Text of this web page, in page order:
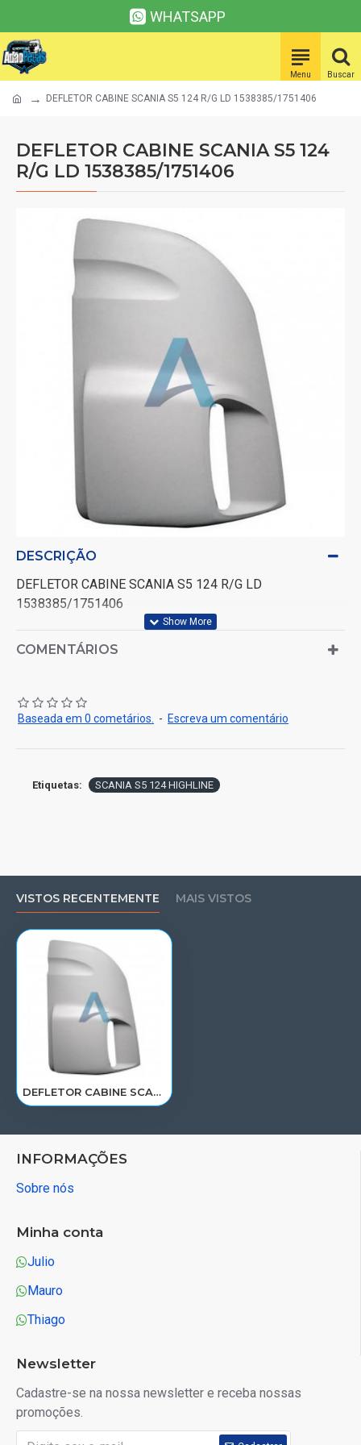
WHATSAPP
DEFLETOR CABINE SCANIA S5 124 R/G LD 1538385/1751406
DEFLETOR CABINE SCANIA S5 124
R/G LD 1538385/1751406
DESCRIÇÃO
DEFLETOR CABINE SCANIA S5 124 R/G LD
1538385/1751406
COMENTÁRIOS
Baseada em 0 cometários. - Escreva um comentário
Etiquetas: SCANIA S5 124 HIGHLINE
VISTOS RECENTEMENTE MAIS VISTOS
DEFLETOR CABINE SCANIA S5 124 R/G LD 1538385/1751406
INFORMAÇÕES
Sobre nós
Minha conta
Julio
Mauro
Thiago
Newsletter
Cadastre-se na nossa newsletter e receba nossas
promoções.